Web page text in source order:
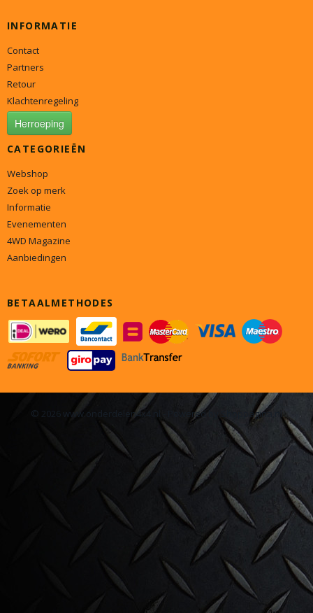
INFORMATIE
Contact
Partners
Retour
Klachtenregeling
Herroeping
CATEGORIEËN
Webshop
Zoek op merk
Informatie
Evenementen
4WD Magazine
Aanbiedingen
BETAALMETHODES
© 2026 www.onderdelen4x4.nl - Powered by Shoppagina.nl